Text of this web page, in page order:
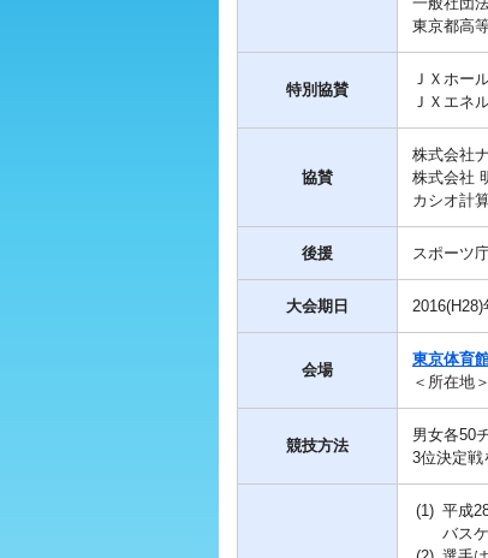
東京都高
特別協賛
ＪＸホー
ＪＸエネ
協賛
株式会社
株式会社
カシオ計
後援 スポーツ
大会期日
会場
東京体育
＜所在地
競技方法
男女各50
3位決定戦
(1) 平成
バス